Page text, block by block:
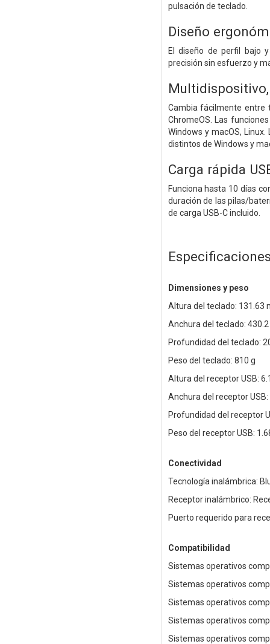
pulsación de teclado.
Diseño
El diseño de perfil bajo
precisión sin esfuerzo y
Cambia fácilmente entre
ChromeOS. Las
Windows y macOS,
distintos de Windows y
Carga rápida
Funciona hasta 10 días
duración de las pilas/
de carga USB-C incluido.
Dimensiones y peso
Altura del teclado: 131.63
Anchura del teclado:
Profundidad del teclado:
Peso del teclado: 810 g
Altura del receptor USB:
Anchura del receptor
Profundidad del receptor
Peso del receptor USB:
Conectividad
Tecnología inalámbrica:
Receptor inalámbrico:
Puerto requerido para
Compatibilidad
Sistemas operativos
Sistemas operativos
Sistemas operativos
Sistemas operativos
Sistemas operativos